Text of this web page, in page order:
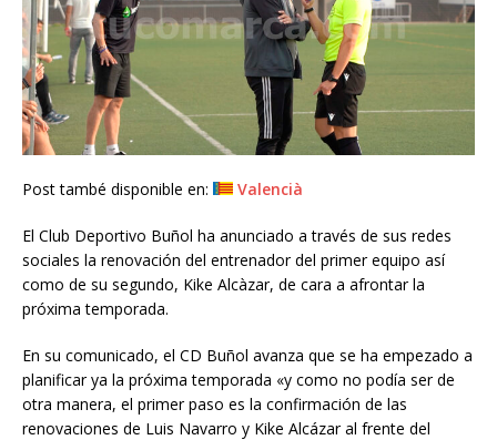
Post també disponible en: Valencià
El Club Deportivo Buñol ha anunciado a través de sus redes
sociales la renovación del entrenador del primer equipo así
como de su segundo, Kike Alcàzar, de cara a afrontar la
próxima temporada.
En su comunicado, el CD Buñol avanza que se ha empezado a
planificar ya la próxima temporada «y como no podía ser de
otra manera, el primer paso es la confirmación de las
renovaciones de Luis Navarro y Kike Alcázar al frente del